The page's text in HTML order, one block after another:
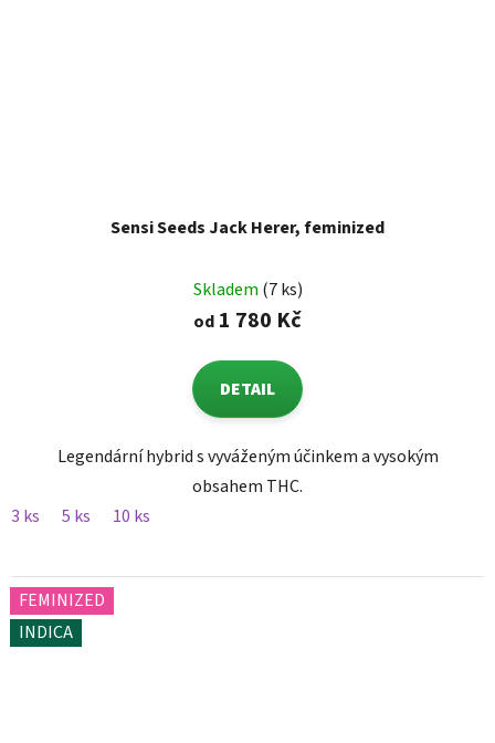
Sensi Seeds Jack Herer, feminized
Skladem (7 ks)
od 1 780 Kč
DETAIL
Legendární hybrid s vyváženým účinkem a vysokým
obsahem THC.
3 ks
5 ks 10 ks
FEMINIZED
INDICA